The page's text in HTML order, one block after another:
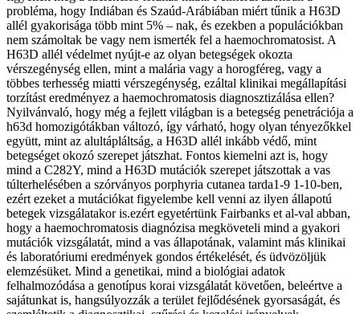
probléma, hogy Indiában és Szaúd-Arábiában miért tűnik a H63D
allél gyakorisága több mint 5% – nak, és ezekben a populációkban
nem számoltak be vagy nem ismerték fel a haemochromatosist. A
H63D allél védelmet nyújt-e az olyan betegségek okozta
vérszegénység ellen, mint a malária vagy a horogféreg, vagy a
többes terhesség miatti vérszegénység, ezáltal klinikai megállapítási
torzítást eredményez a haemochromatosis diagnosztizálása ellen?
Nyilvánvaló, hogy még a fejlett világban is a betegség penetrációja a
h63d homozigótákban változó, így várható, hogy olyan tényezőkkel
együtt, mint az alultápláltság, a H63D allél inkább védő, mint
betegséget okozó szerepet játszhat. Fontos kiemelni azt is, hogy
mind a C282Y, mind a H63D mutációk szerepet játszottak a vas
túlterhelésében a szórványos porphyria cutanea tarda1-9 1-10-ben,
ezért ezeket a mutációkat figyelembe kell venni az ilyen állapotú
betegek vizsgálatakor is.ezért egyetértünk Fairbanks et al-val abban,
hogy a haemochromatosis diagnózisa megköveteli mind a gyakori
mutációk vizsgálatát, mind a vas állapotának, valamint más klinikai
és laboratóriumi eredmények gondos értékelését, és üdvözöljük
elemzésüket. Mind a genetikai, mind a biológiai adatok
felhalmozódása a genotípus korai vizsgálatát követően, beleértve a
sajátunkat is, hangsúlyozzák a terület fejlődésének gyorsaságát, és